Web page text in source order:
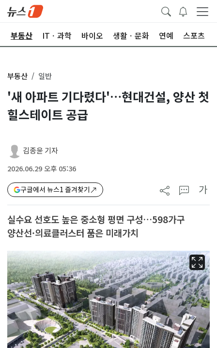
부동산 ITㆍ과학 바이오 생활ㆍ문화 연예 스포츠
부동산 일반
'새 아파트 기다렸다'…현대건설, 양산 첫
힐스테이트 공급
김종윤 기자
2026.06.29 오후 05:36
구글에서 뉴스1 즐겨찾기 가
실수요 선호도 높은 중소형 평면 구성…598가구
양산선·의료클러스터 품은 미래가치